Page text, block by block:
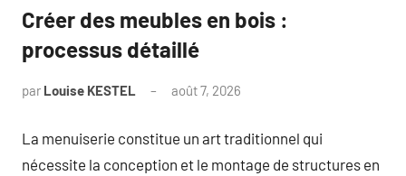
Créer des meubles en bois :
processus détaillé
par Louise KESTEL août 7, 2026
La menuiserie constitue un art traditionnel qui
nécessite la conception et le montage de structures en